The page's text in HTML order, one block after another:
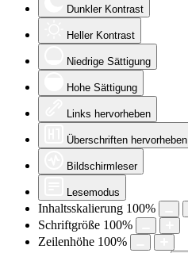
Dunkler Kontrast
Heller Kontrast
Niedrige Sättigung
Hohe Sättigung
Links hervorheben
Überschriften hervorheben
Bildschirmleser
Lesemodus
Inhaltsskalierung 100%
Schriftgröße 100%
Zeilenhöhe 100%